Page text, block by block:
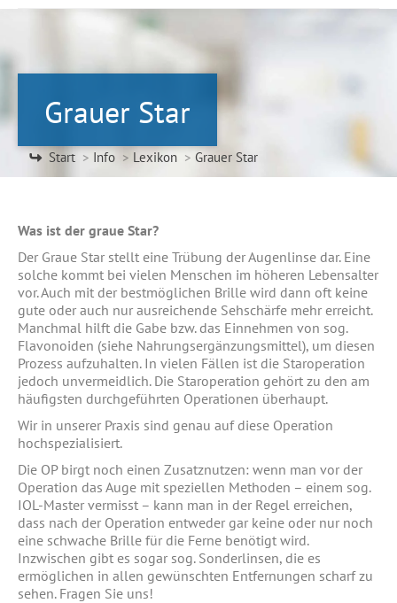
Grauer Star
Sie befinden sich hier:
Start Info Lexikon Grauer Star
Was ist der graue Star?
Der Graue Star stellt eine Trübung der Augenlinse dar. Eine
solche kommt bei vielen Menschen im höheren Lebensalter
vor. Auch mit der bestmöglichen Brille wird dann oft keine
gute oder auch nur ausreichende Sehschärfe mehr erreicht.
Manchmal hilft die Gabe bzw. das Einnehmen von sog.
Flavonoiden (siehe Nahrungsergänzungsmittel), um diesen
Prozess aufzuhalten. In vielen Fällen ist die Staroperation
jedoch unvermeidlich. Die Staroperation gehört zu den am
häufigsten durchgeführten Operationen überhaupt.
Wir in unserer Praxis sind genau auf diese Operation
hochspezialisiert.
Die OP birgt noch einen Zusatznutzen: wenn man vor der
Operation das Auge mit speziellen Methoden – einem sog.
IOL-Master vermisst – kann man in der Regel erreichen,
dass nach der Operation entweder gar keine oder nur noch
eine schwache Brille für die Ferne benötigt wird.
Inzwischen gibt es sogar sog. Sonderlinsen, die es
ermöglichen in allen gewünschten Entfernungen scharf zu
sehen. Fragen Sie uns!